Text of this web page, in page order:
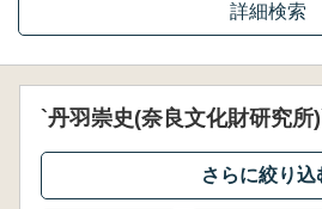
詳細検索
`丹羽崇史(奈良文化財研究所